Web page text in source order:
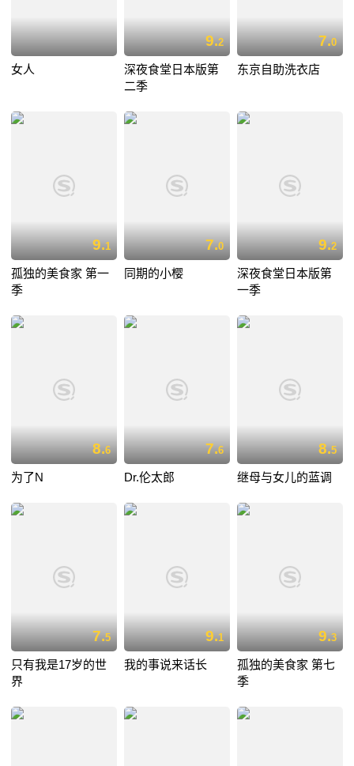
女人
9.2
深夜食堂日本版第
二季
7.0
东京自助洗衣店
9.1
孤独的美食家 第一
季
7.0
同期的小樱
9.2
深夜食堂日本版第
一季
8.6
为了N
7.6
Dr.伦太郎
8.5
继母与女儿的蓝调
7.5
只有我是17岁的世
界
9.1
我的事说来话长
9.3
孤独的美食家 第七
季